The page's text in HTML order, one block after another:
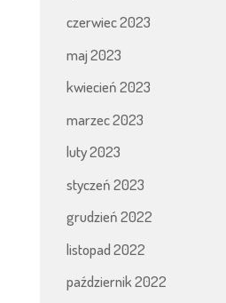
czerwiec 2023
maj 2023
kwiecień 2023
marzec 2023
luty 2023
styczeń 2023
grudzień 2022
listopad 2022
październik 2022